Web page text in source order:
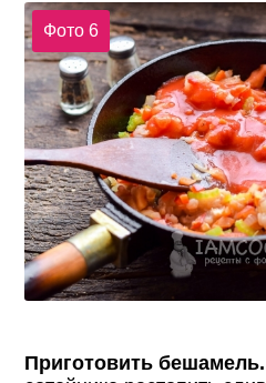
Фото 6
Приготовить бешамель.